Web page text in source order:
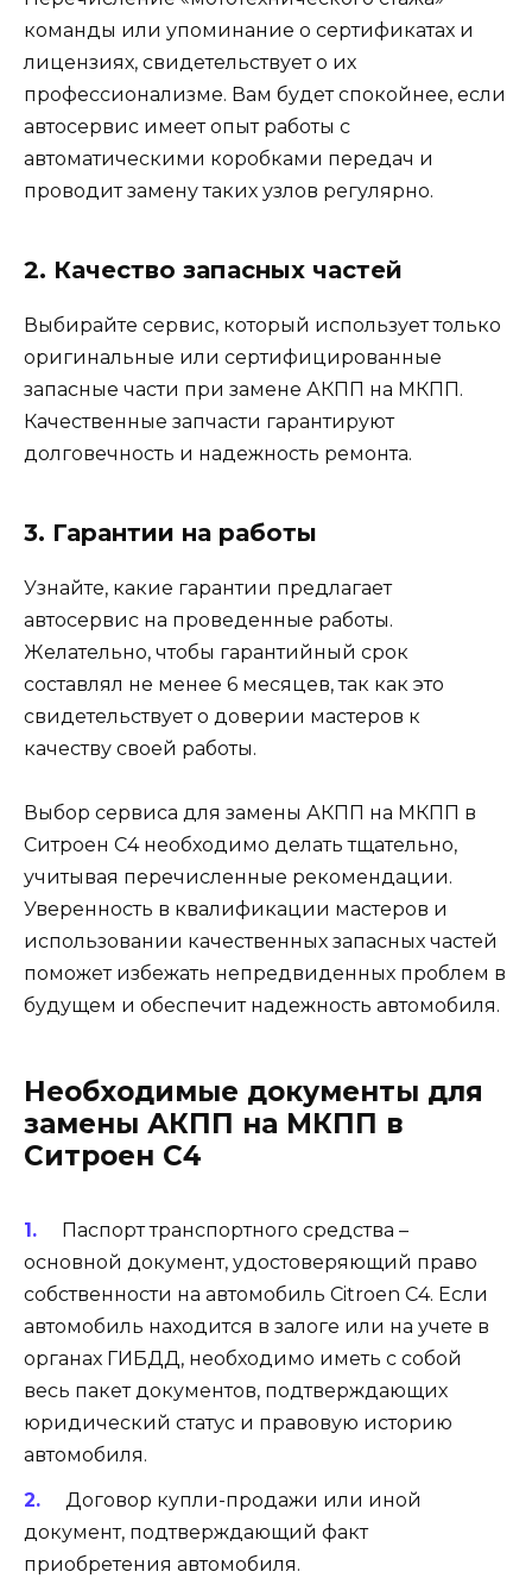
команды или упоминание о сертификатах и
лицензиях, свидетельствует о их
профессионализме. Вам будет спокойнее, если
автосервис имеет опыт работы с
автоматическими коробками передач и
проводит замену таких узлов регулярно.
2. Качество запасных частей
Выбирайте сервис, который использует только
оригинальные или сертифицированные
запасные части при замене АКПП на МКПП.
Качественные запчасти гарантируют
долговечность и надежность ремонта.
3. Гарантии на работы
Узнайте, какие гарантии предлагает
автосервис на проведенные работы.
Желательно, чтобы гарантийный срок
составлял не менее 6 месяцев, так как это
свидетельствует о доверии мастеров к
качеству своей работы.
Выбор сервиса для замены АКПП на МКПП в
Ситроен С4 необходимо делать тщательно,
учитывая перечисленные рекомендации.
Уверенность в квалификации мастеров и
использовании качественных запасных частей
поможет избежать непредвиденных проблем в
будущем и обеспечит надежность автомобиля.
Необходимые документы для
замены АКПП на МКПП в
Ситроен С4
Паспорт транспортного средства –
основной документ, удостоверяющий право
собственности на автомобиль Citroen C4. Если
автомобиль находится в залоге или на учете в
органах ГИБДД, необходимо иметь с собой
весь пакет документов, подтверждающих
юридический статус и правовую историю
автомобиля.
Договор купли-продажи или иной
документ, подтверждающий факт
приобретения автомобиля.